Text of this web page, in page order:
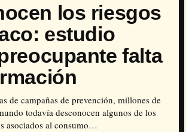
los riesgos
estudio
falta
de campañas de prevención, millones de
todavía desconocen algunos de los
asociados al consumo…